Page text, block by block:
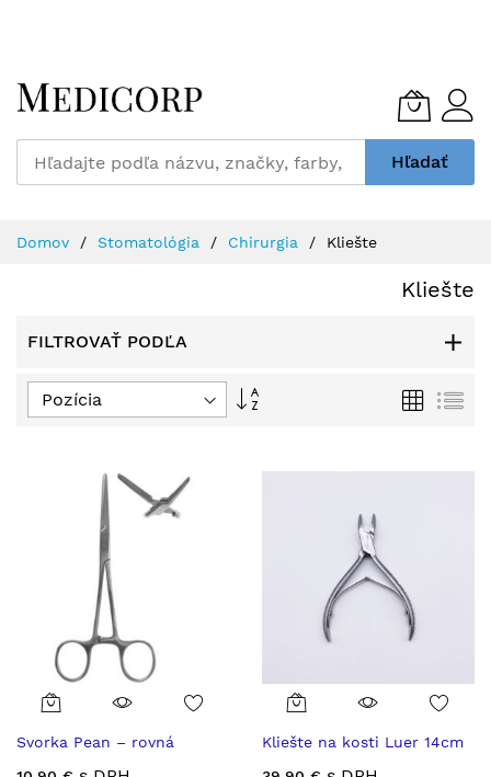
to
Content
Hľadať
Domov Stomatológia Chirurgia Kliešte
Kliešte
FILTROVAŤ PODĽA
Nastaviť
Grid
Svorka Pean – rovná
Kliešte na kosti Luer 14cm